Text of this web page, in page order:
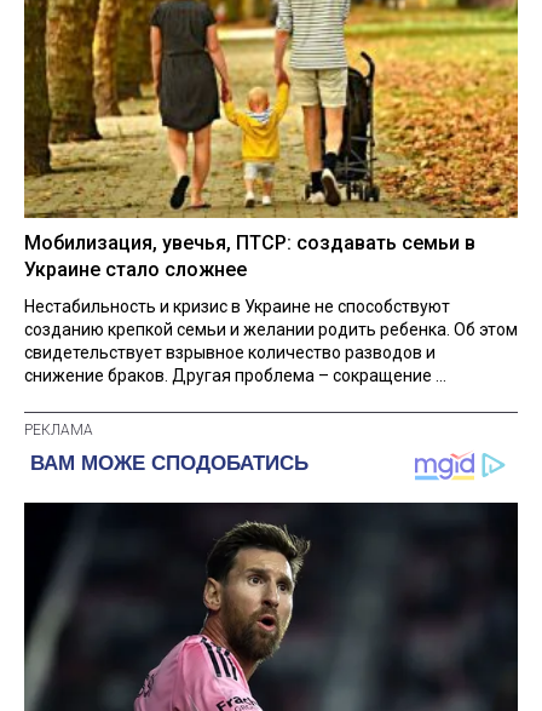
Мобилизация, увечья, ПТСР: создавать семьи в
Украине стало сложнее
Нестабильность и кризис в Украине не способствуют
созданию крепкой семьи и желании родить ребенка. Об этом
свидетельствует взрывное количество разводов и
снижение браков. Другая проблема – сокращение ...